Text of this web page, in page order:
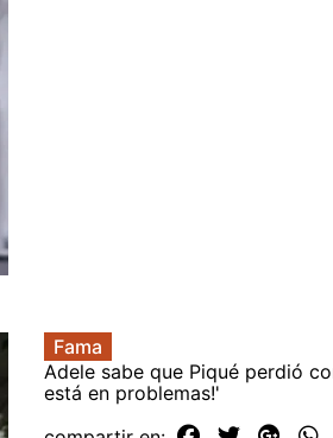
Fama
Adele sabe que Piqué perdió
está en problemas!'